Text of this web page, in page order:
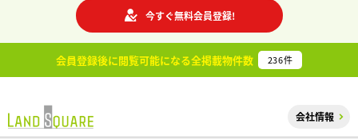
今すぐ無料会員登録!
会員登録後に閲覧可能になる全掲載物件数 236件
会社情報